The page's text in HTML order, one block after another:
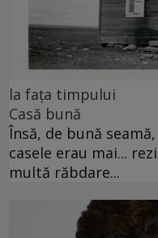
la fața timpului
Casă bună
Însă, de bună
casele erau mai...
multă răbdare...